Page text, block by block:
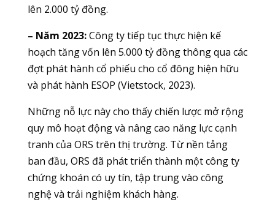
lên 2.000 tỷ đồng.
– Năm 2023:Công ty tiếp tục thực hiện kế
hoạch tăng vốn lên 5.000 tỷ đồng thông qua các
đợt phát hành cổ phiếu cho cổ đông hiện hữu
và phát hành ESOP (Vietstock, 2023).
Những nỗ lực này cho thấy chiến lược mở rộng
quy mô hoạt động và nâng cao năng lực cạnh
tranh của ORS trên thị trường. Từ nền tảng
ban đầu, ORS đã phát triển thành một công ty
chứng khoán có uy tín, tập trung vào công
nghệ và trải nghiệm khách hàng.